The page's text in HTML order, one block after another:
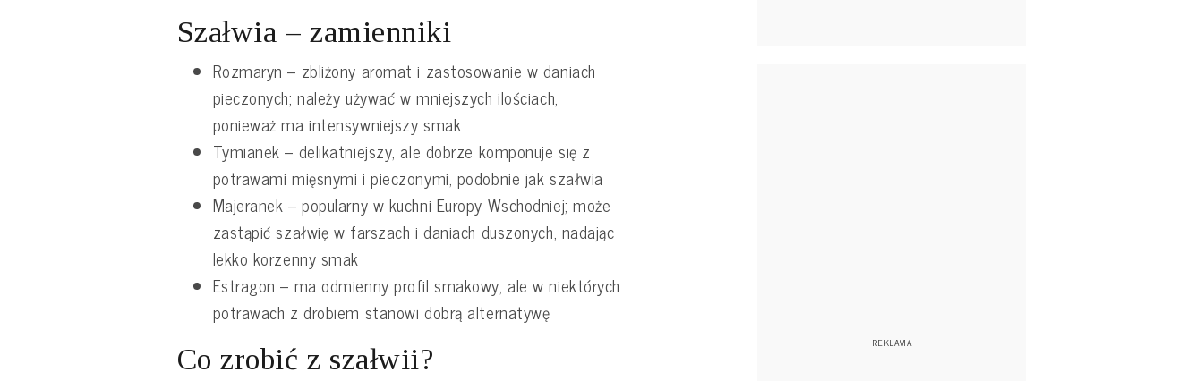
Szałwia – zamienniki
Rozmaryn – zbliżony aromat i zastosowanie w daniach
pieczonych; należy używać w mniejszych ilościach,
ponieważ ma intensywniejszy smak
Tymianek – delikatniejszy, ale dobrze komponuje się z
potrawami mięsnymi i pieczonymi, podobnie jak szałwia
Majeranek – popularny w kuchni Europy Wschodniej; może
zastąpić szałwię w farszach i daniach duszonych, nadając
lekko korzenny smak
Estragon – ma odmienny profil smakowy, ale w niektórych
potrawach z drobiem stanowi dobrą alternatywę
Co zrobić z szałwii?